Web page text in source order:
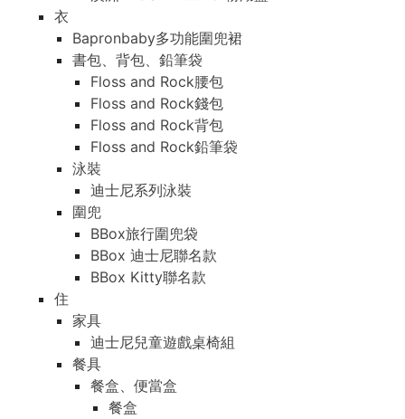
衣
Bapronbaby多功能圍兜裙
書包、背包、鉛筆袋
Floss and Rock腰包
Floss and Rock錢包
Floss and Rock背包
Floss and Rock鉛筆袋
泳裝
迪士尼系列泳裝
圍兜
BBox旅行圍兜袋
BBox 迪士尼聯名款
BBox Kitty聯名款
住
家具
迪士尼兒童遊戲桌椅組
餐具
餐盒、便當盒
餐盒